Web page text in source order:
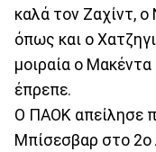
καλά τον Ζαχίντ, ο
όπως και ο
μοιραία ο
έπρεπε.
Ο ΠΑΟΚ απείλησε
Μπίσεσβαρ στο 2ο